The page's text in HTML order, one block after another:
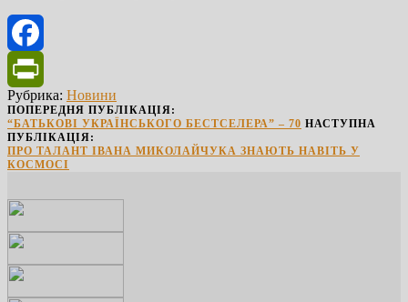
Facebook
PrintFriendly
Рубрика: Новини
ПОПЕРЕДНЯ ПУБЛІКАЦІЯ:
“БАТЬКОВІ УКРАЇНСЬКОГО БЕСТСЕЛЕРА” – 70 НАСТУПНА
ПУБЛІКАЦІЯ:
ПРО ТАЛАНТ ІВАНА МИКОЛАЙЧУКА ЗНАЮТЬ НАВІТЬ У
КОСМОСІ